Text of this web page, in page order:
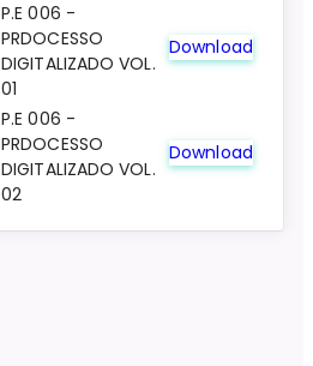
P.E 006 -
PRDOCESSO
DIGITALIZADO VOL.
01
Download
P.E 006 -
PRDOCESSO
DIGITALIZADO VOL.
02
Download